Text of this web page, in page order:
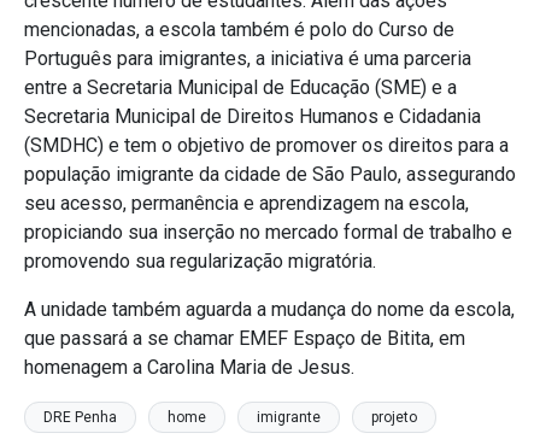
mencionadas, a escola também é polo do Curso de
Português para imigrantes, a iniciativa é uma parceria
entre a Secretaria Municipal de Educação (SME) e a
Secretaria Municipal de Direitos Humanos e Cidadania
(SMDHC) e tem o objetivo de promover os direitos para a
população imigrante da cidade de São Paulo, assegurando
seu acesso, permanência e aprendizagem na escola,
propiciando sua inserção no mercado formal de trabalho e
promovendo sua regularização migratória.
A unidade também aguarda a mudança do nome da escola,
que passará a se chamar EMEF Espaço de Bitita, em
homenagem a Carolina Maria de Jesus.
DRE Penha home imigrante projeto